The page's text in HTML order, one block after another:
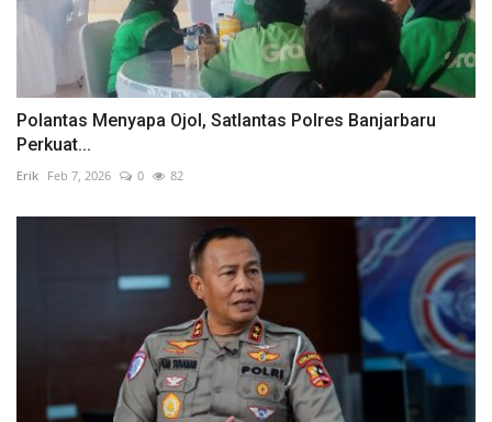
Polantas Menyapa Ojol, Satlantas Polres Banjarbaru
Perkuat...
Erik Feb 7, 2026 0 82